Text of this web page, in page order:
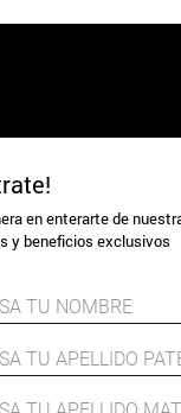
en enterarte de
y beneficios exclusivos